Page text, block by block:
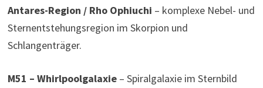
Antares-Region / Rho Ophiuchi – komplexe Nebel- und
Sternentstehungsregion im Skorpion und
Schlangenträger.
M51 – Whirlpoolgalaxie – Spiralgalaxie im Sternbild